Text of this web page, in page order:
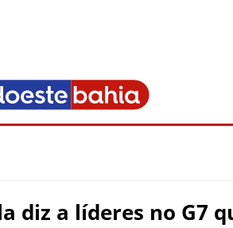
diz a líderes no G7